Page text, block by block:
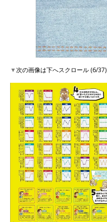
▼次の画像は下へスクロール (6/37)